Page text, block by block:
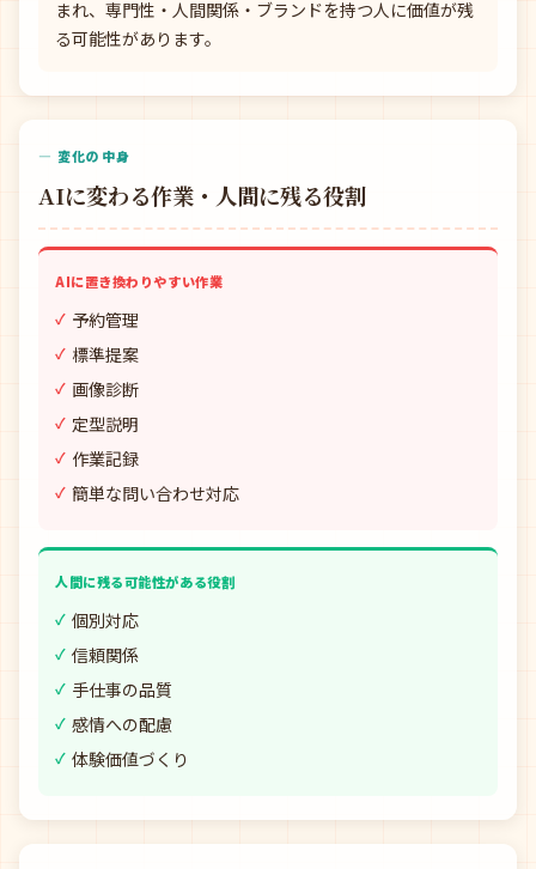
まれ、専門性・人間関係・ブランドを持つ人に価値が残
る可能性があります。
— 変化の中身
AIに変わる作業・人間に残る役割
AIに置き換わりやすい作業
予約管理
標準提案
画像診断
定型説明
作業記録
簡単な問い合わせ対応
人間に残る可能性がある役割
個別対応
信頼関係
手仕事の品質
感情への配慮
体験価値づくり